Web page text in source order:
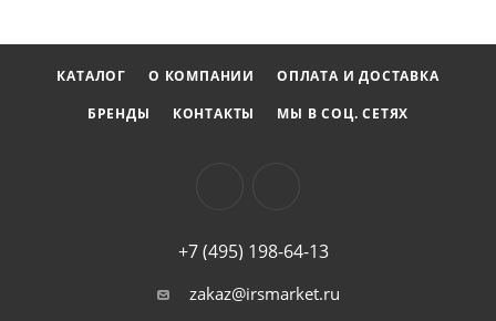
КАТАЛОГ О КОМПАНИИ
ОПЛАТА И ДОСТАВКА
БРЕНДЫ
КОНТАКТЫ МЫ В СОЦ. СЕТЯХ
+7 (495) 198-64-13
zakaz@irsmarket.ru